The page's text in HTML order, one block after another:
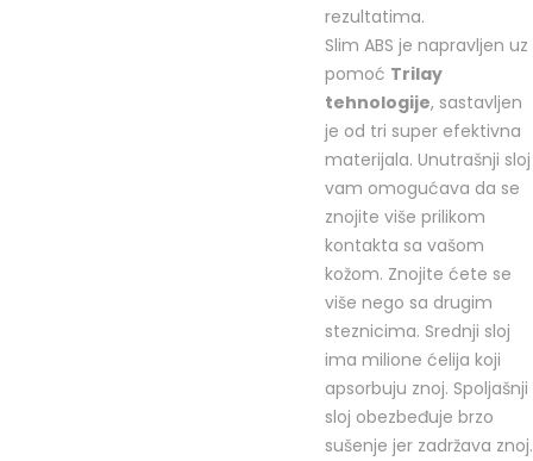
rezultatima.
Slim ABS je napravljen uz
pomoć Trilay
tehnologije, sastavljen
je od tri super efektivna
materijala. Unutrašnji sloj
vam omogućava da se
znojite više prilikom
kontakta sa vašom
kožom. Znojite ćete se
više nego sa drugim
steznicima. Srednji sloj
ima milione ćelija koji
apsorbuju znoj. Spoljašnji
sloj obezbeđuje brzo
sušenje jer zadržava znoj.